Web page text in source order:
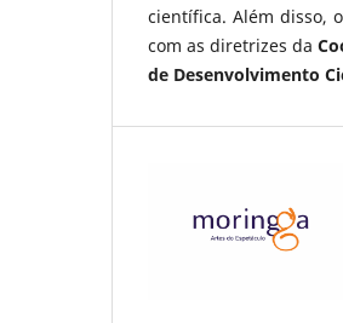
científica. Além disso,
com as diretrizes da
de Desenvolvimento